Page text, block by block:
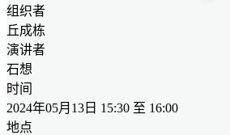
组织者
丘成栋
演讲者
石想
时间
2024年05月13日 15:30 至 16:00
地点